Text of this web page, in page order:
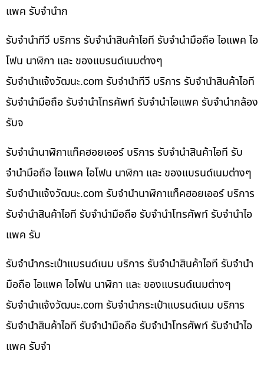
แพค รับจำนำก
รับจำนำทีวี บริการ รับจำนำสินค้าไอที รับจำนำมือถือ ไอแพค ไอ
โฟน นาฬิกา และ ของแบรนด์เนมต่างๆ
รับจํานําแจ้งวัฒนะ.com รับจำนำทีวี บริการ รับจำนำสินค้าไอที
รับจำนำมือถือ รับจำนำโทรศัพท์ รับจำนำไอแพค รับจำนำกล้อง
รับจ
รับจำนำนาฬิกาแท็คฮอยเออร์ บริการ รับจำนำสินค้าไอที รับ
จำนำมือถือ ไอแพค ไอโฟน นาฬิกา และ ของแบรนด์เนมต่างๆ
รับจํานําแจ้งวัฒนะ.com รับจำนำนาฬิกาแท็คฮอยเออร์ บริการ
รับจำนำสินค้าไอที รับจำนำมือถือ รับจำนำโทรศัพท์ รับจำนำไอ
แพค รับ
รับจำนำกระเป๋าแบรนด์เนม บริการ รับจำนำสินค้าไอที รับจำนำ
มือถือ ไอแพค ไอโฟน นาฬิกา และ ของแบรนด์เนมต่างๆ
รับจํานําแจ้งวัฒนะ.com รับจำนำกระเป๋าแบรนด์เนม บริการ
รับจำนำสินค้าไอที รับจำนำมือถือ รับจำนำโทรศัพท์ รับจำนำไอ
แพค รับจำ